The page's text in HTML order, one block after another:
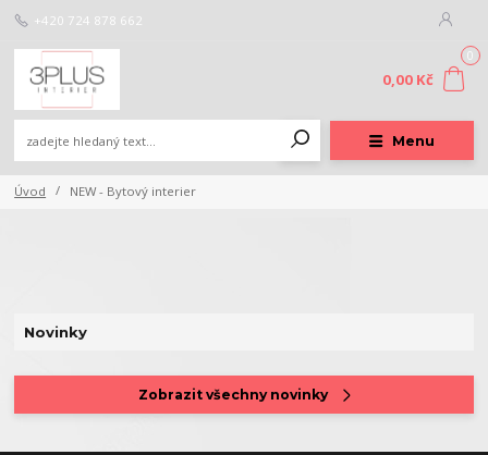
Menu
+420 724 878 662
0
0,00 Kč
Úvod NEW - Bytový interier
Novinky
Zobrazit všechny novinky